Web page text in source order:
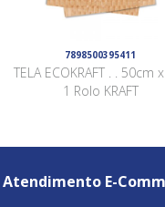
7898500395411
TELA ECOKRAFT . . 50cm
1 Rolo KRAFT
Atendimento E-